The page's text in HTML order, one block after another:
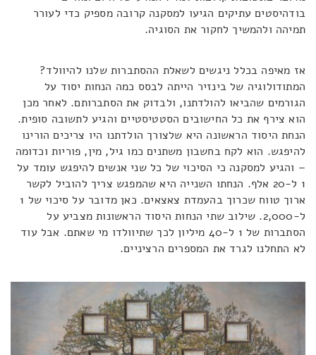
בודהיסטים עתיקים הגיעו למסקנה קרובה מספיק כדי לעורר
תמיהה ולהמשיך לחקור את הסוגיה.
אז מאיפה בכלל ניגשים לשאלת ההסתברות שלנו להיוולד?
המתודולוגיה של בינזיר הייתה לבסס כמה הנחות יסוד על
הגורמים שהביאו להולדתנו, ולבדוק את הסתברותם. לאחר מכן
הוא צירף את כל החישובים הסטטיסטיים והגיע לתשובה סופית.
הנחת היסוד הראשונה היא שלצורך הולדתנו היו צריכים הורינו
להיפגש. הוא לקח בחשבון משתנים כמו גיל, מין, פוריות וכדומה
– והגיע למסקנה כי הסיכוי של כל שני אנשים להיפגש עומד על
1 ל-20 אלף. הנחתו השנייה היא שהמפגש צריך להוביל לקשר
ארוך טווח שכרוך בהעמדת צאצאים. כאן מדובר על סיכוי של 1
ל-2,000. שילוב שתי הנחות היסוד הראשונות מצביע על
הסתברות של 1 ל-40 מיליון לכך שתיוולדו מי שאתם. אבל עוד
לא התחלנו לגרד את המספרים הרציניים.